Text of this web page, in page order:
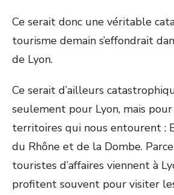
Ce serait donc une véritable
tourisme demain s’effondrait
de Lyon.
Ce serait d’ailleurs
seulement pour Lyon, mais
territoires qui nous entourent :
du Rhône et de la Dombe.
touristes d’affaires viennent à
profitent souvent pour visiter